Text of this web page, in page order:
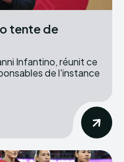
tente de
Infantino, réunit ce
de l'instance